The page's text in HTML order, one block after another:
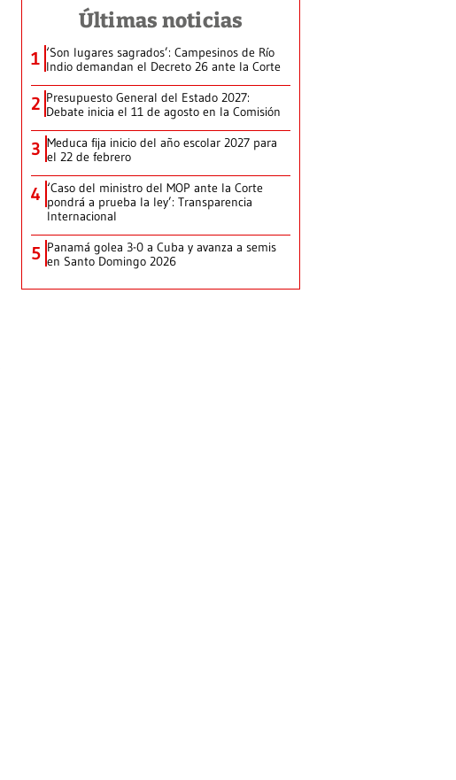
Últimas noticias
1 ‘Son lugares sagrados’: Campesinos de Río
Indio demandan el Decreto 26 ante la Corte
2 Presupuesto General del Estado 2027:
Debate inicia el 11 de agosto en la Comisión
3 Meduca fija inicio del año escolar 2027 para
el 22 de febrero
4 ‘Caso del ministro del MOP ante la Corte
pondrá a prueba la ley’: Transparencia
Internacional
5 Panamá golea 3-0 a Cuba y avanza a semis
en Santo Domingo 2026